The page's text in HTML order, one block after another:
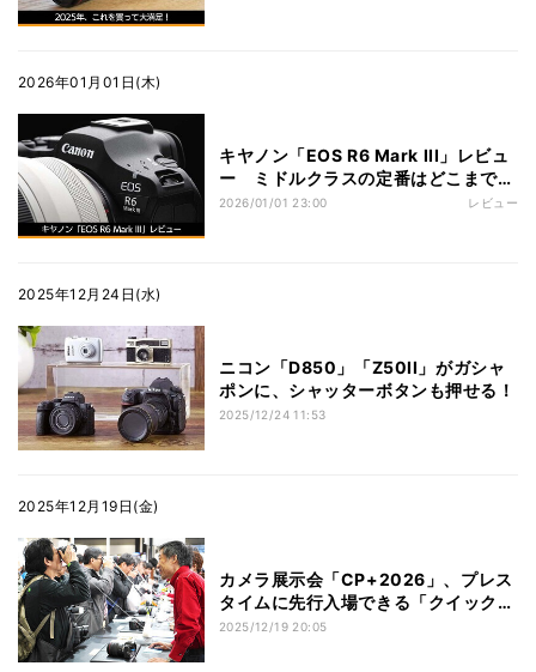
2026年01月01日(木)
キヤノン「EOS R6 Mark III」レビュ
ー ミドルクラスの定番はどこまで完
成度を高めたのか
2026/01/01 23:00 レビュー
2025年12月24日(水)
ニコン「D850」「Z50II」がガシャ
ポンに、シャッターボタンも押せる！
2025/12/24 11:53
2025年12月19日(金)
カメラ展示会「CP+2026」、プレス
タイムに先行入場できる「クイックパ
ス」数量限定で販売
2025/12/19 20:05